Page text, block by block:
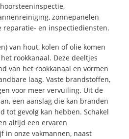
zonnepanelen
reparatie- en inspectiediensten.
van hout, kolen of olie komen
rookkanaal. Deze deeltjes
van het rookkanaal en vormen
laag. Vaste brandstoffen,
voor meer vervuiling. Uit de
een aanslag die kan branden
tot gevolg kan hebben. Schakel
altijd een ervaren
in onze vakmannen, naast